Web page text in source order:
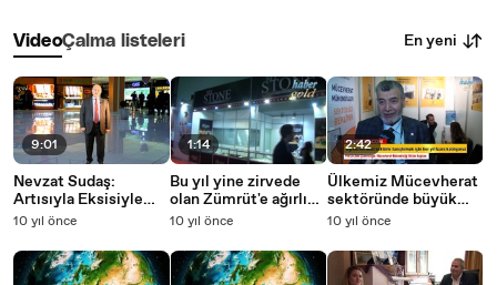
VideoÇalma listeleri En yeni
9:01
Nevzat Sudaş:
Artısıyla Eksisiyle
Kuyumcukente
10 yıl önce
1:14
Bu yıl yine zirvede
olan Zümrüt'e ağırlık
verdik
10 yıl önce
2:42
Ülkemiz Mücevherat
sektöründe büyük
gelişmeler
10 yıl önce